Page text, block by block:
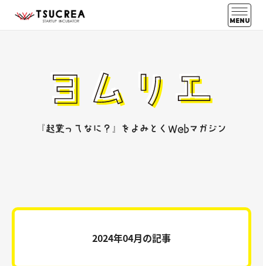
MENU
『起業ってなに？』をよみとくWebマガジン
2024年04月の記事